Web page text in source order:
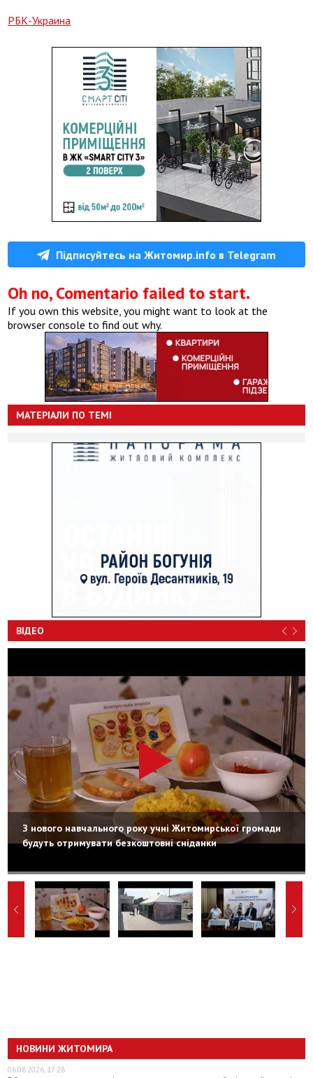
РБК-Украина
Підписуйтесь на Житомир.info в Telegram
Oh no, Comentario failed to start.
If you own this website, you might want to look at the
browser console to find out why.
МАТЕРІАЛИ ПО ТЕМІ
ВІДЕО
З нового навчального року учні Житомирської громади
будуть отримувати безкоштовні сніданки
НОВИНИ ЖИТОМИРА
06.08.2026, 17:28